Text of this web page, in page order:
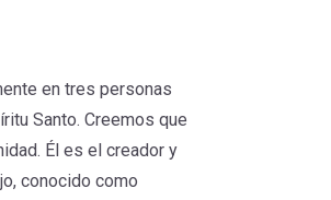
en tres personas
Santo. Creemos que
Él es el creador y
conocido como